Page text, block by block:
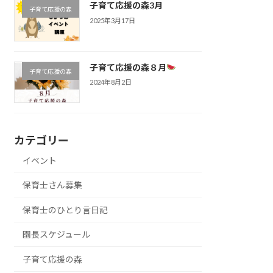
子育て応援の森 子育て応援の森3月
2025年3月17日
子育て応援の森 子育て応援の森８月
2024年8月2日
カテゴリー
イベント
保育士さん募集
保育士のひとり言日記
園長スケジュール
子育て応援の森